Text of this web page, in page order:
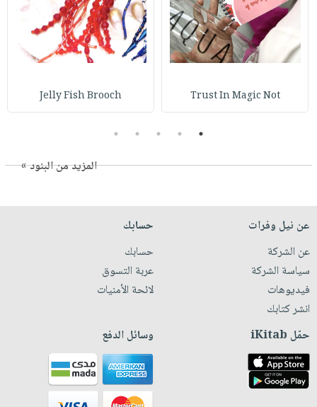
Trust In Magic Not
Jelly Fish Brooch
1
2
3
4
5
المزيد من البنود »
عن نيل وفرات
عن الشركة
سياسة الشركة
فيديوهات
انشر كتابك
حسابك
حسابك
عربة التسوق
لائحة الأمنيات
حمّل iKitab وسائل الدفع